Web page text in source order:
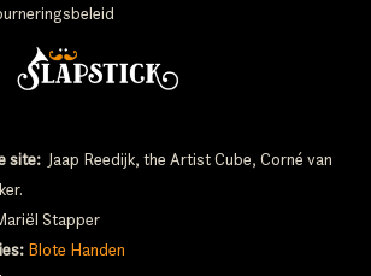
site: Jaap Reedijk, the Artist Cube, Corné van
Stapper
Blote Handen